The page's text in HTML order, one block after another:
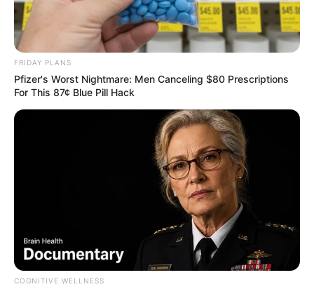
FRIDAY PLANS
Pfizer's Worst Nightmare: Men Canceling $80 Prescriptions
For This 87¢ Blue Pill Hack
COGNITIVE WELLNESS